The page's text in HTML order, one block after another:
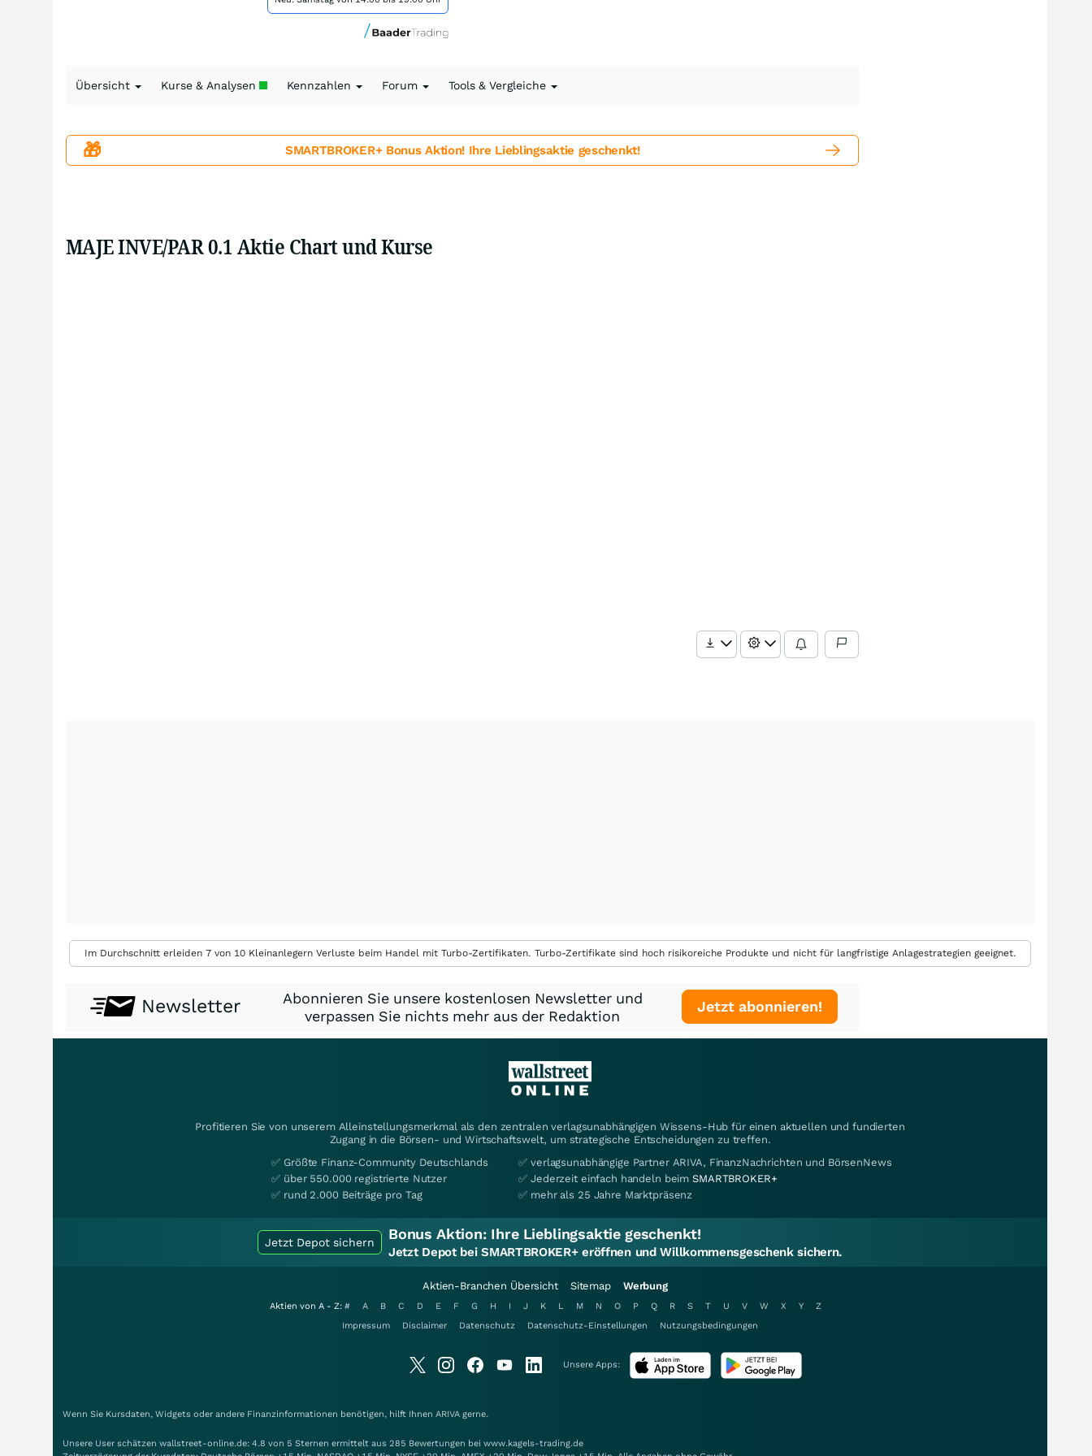
Übersicht Kurse & Analysen Kennzahlen Forum Tools & Vergleiche
🎁 SMARTBROKER+ Bonus Aktion! Ihre Lieblingsaktie geschenkt!
MAJE INVE/PAR 0.1 Aktie Chart und Kurse
Im Durchschnitt erleiden 7 von 10 Kleinanlegern Verluste beim Handel mit Turbo-Zertifikaten. Turbo-Zertifikate sind hoch risikoreiche Produkte und nicht für langfristige Anlagestrategien geeignet.
Newsletter
Abonnieren Sie unsere kostenlosen Newsletter und
verpassen Sie nichts mehr aus der Redaktion
Jetzt abonnieren!
Profitieren Sie von unserem Alleinstellungsmerkmal als den zentralen verlagsunabhängigen Wissens-Hub für einen aktuellen und fundierten
Zugang in die Börsen- und Wirtschaftswelt, um strategische Entscheidungen zu treffen.
✅ Größte Finanz-Community Deutschlands
✅ über 550.000 registrierte Nutzer
✅ rund 2.000 Beiträge pro Tag
✅ verlagsunabhängige Partner ARIVA, FinanzNachrichten und BörsenNews
✅ Jederzeit einfach handeln beimSMARTBROKER+
✅ mehr als 25 Jahre Marktpräsenz
Jetzt Depot sichern Bonus Aktion: Ihre Lieblingsaktie geschenkt!
Jetzt Depot bei SMARTBROKER+ eröffnen und Willkommensgeschenk sichern.
Aktien-Branchen Übersicht Sitemap Werbung
Aktien von A - Z: # A B C D E F G H I J K L M N O P Q R S T U V W X Y
Z
Impressum
Disclaimer Datenschutz Datenschutz-Einstellungen Nutzungsbedingungen
Unsere Apps:
Wenn Sie Kursdaten, Widgets oder andere Finanzinformationen benötigen, hilft Ihnen ARIVA gerne.
Unsere User schätzen wallstreet-online.de: 4.8 von 5 Sternen ermittelt aus 285 Bewertungen bei www.kagels-trading.de